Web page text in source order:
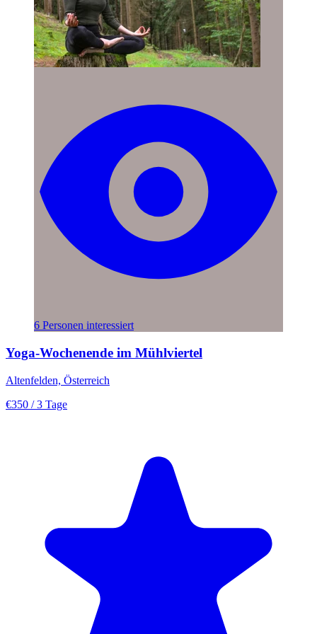
6 Personen interessiert
Yoga-Wochenende im Mühlviertel
Altenfelden, Österreich
€350 / 3 Tage